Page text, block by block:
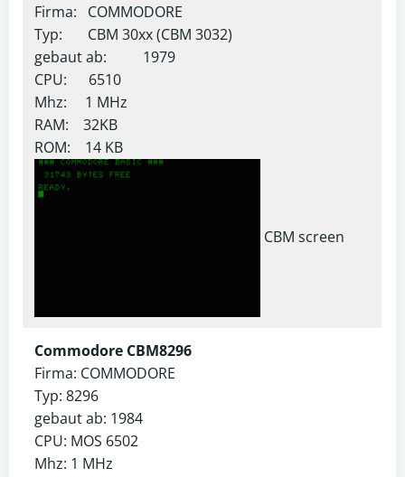
Firma: COMMODORE
Typ: CBM 30xx (CBM 3032)
gebaut ab: 1979
CPU: 6510
Mhz: 1 MHz
RAM: 32KB
ROM: 14 KB
CBM screen
Commodore CBM8296
Firma: COMMODORE
Typ: 8296
gebaut ab: 1984
CPU: MOS 6502
Mhz: 1 MHz